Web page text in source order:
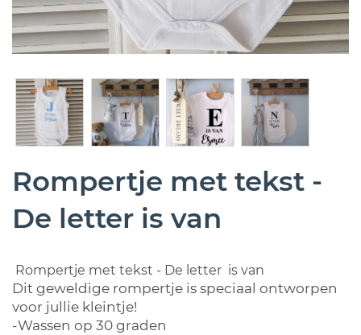
Rompertje met tekst -
De letter is van
Rompertje met tekst - De letter is van
Dit geweldige rompertje is speciaal ontworpen
voor jullie kleintje!
-Wassen op 30 graden